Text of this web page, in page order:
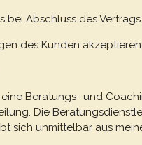
bei Abschluss des
des Kunden
eine Beratungs- und
Die
sich unmittelbar aus